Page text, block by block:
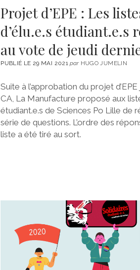
Projet d’EPE : Les
d’élu.e.s étudiant.e.s
au vote de jeudi
PUBLIÉ LE 29 MAI 2021parHUGO JUMELIN
Suite à l’approbation du projet
CA, La Manufacture proposé aux
étudiant.e.s de Sciences Po Lille de
série de questions. L’ordre des
liste a été tiré au sort.